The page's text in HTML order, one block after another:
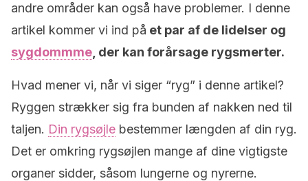
andre områder kan også have problemer. I denne
artikel kommer vi ind på et par af de lidelser og
sygdommme , der kan forårsage rygsmerter.
Hvad mener vi, når vi siger “ryg” i denne artikel?
Ryggen strækker sig fra bunden af nakken ned til
taljen. Din rygsøjle bestemmer længden af din ryg.
Det er omkring rygsøjlen mange af dine vigtigste
organer sidder, såsom lungerne og nyrerne.